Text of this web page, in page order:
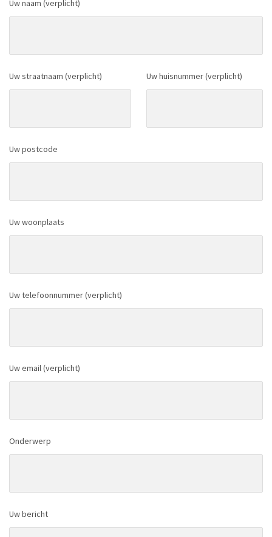
Uw naam (verplicht)
Uw straatnaam (verplicht) Uw huisnummer (verplicht)
Uw postcode
Uw woonplaats
Uw telefoonnummer (verplicht)
Uw email (verplicht)
Onderwerp
Uw bericht